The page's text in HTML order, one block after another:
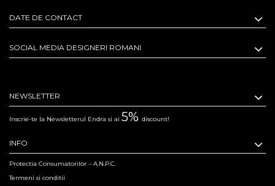
DATE DE CONTACT
SOCIAL MEDIA DESIGNERI ROMANI
NEWSLETTER
Inscrie-te la Newsletterul Endra si ai 5% discount!
INFO
Protectia Consumatorilor – A.N.P.C.
Termeni si conditii